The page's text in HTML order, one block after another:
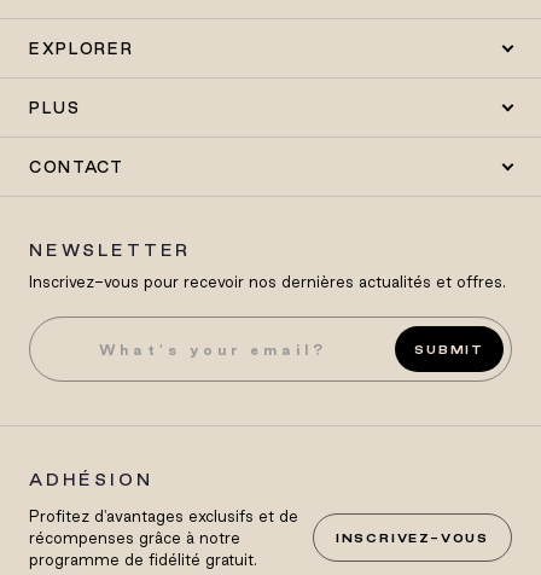
EXPLORER
PLUS
CONTACT
NEWSLETTER
Inscrivez-vous pour recevoir nos dernières actualités et offres.
SUBMIT
ADHÉSION
Profitez d'avantages exclusifs et de
récompenses grâce à notre
programme de fidélité gratuit.
INSCRIVEZ-VOUS